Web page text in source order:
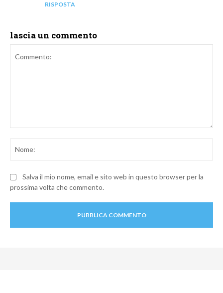
RISPOSTA
lascia un commento
Salva il mio nome, email e sito web in questo browser per la
prossima volta che commento.